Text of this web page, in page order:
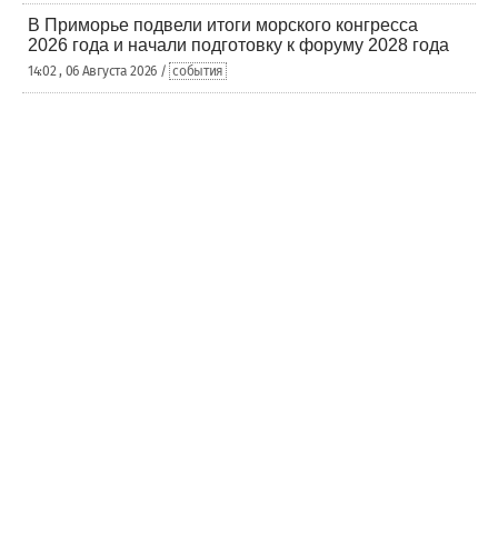
В Приморье подвели итоги морского конгресса
2026 года и начали подготовку к форуму 2028 года
14:02 , 06 Августа 2026 / события